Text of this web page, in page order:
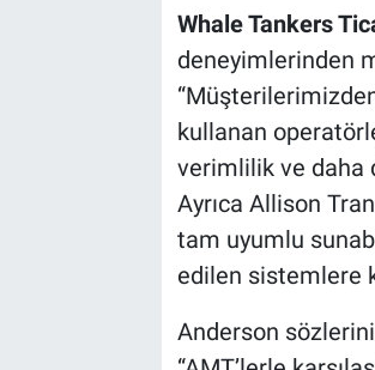
Whale Tankers
deneyimlerinden
kullanan
verimlilik ve daha
Ayrıca Allison
tam uyumlu
edilen sistemlere
Anderson